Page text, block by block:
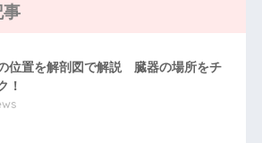
位置を解剖図で解説 臓器の場所をチ
！